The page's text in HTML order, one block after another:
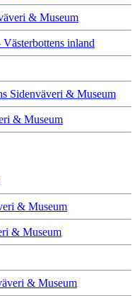
& Museum
inland
Sidenväveri & Museum
& Museum
& Museum
& Museum
& Museum